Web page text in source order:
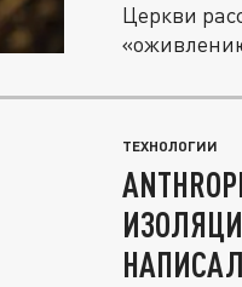
Церкви
ТЕХНОЛОГИИ